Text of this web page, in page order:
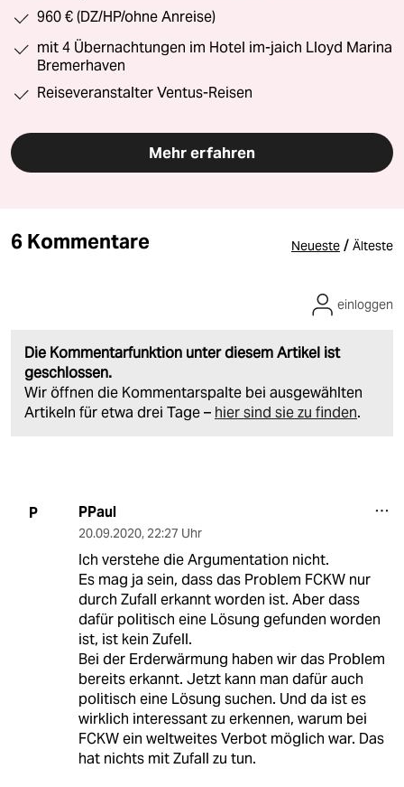
960 € (DZ/HP/ohne Anreise)
mit 4 Übernachtungen im Hotel im-jaich Lloyd Marina
Bremerhaven
Reiseveranstalter Ventus-Reisen
Mehr erfahren
6 Kommentare Neueste / Älteste
Die Kommentarfunktion unter diesem Artikel ist
geschlossen.
Wir öffnen die Kommentarspalte bei ausgewählten
Artikeln für etwa drei Tage – hier sind sie zu finden.
einloggen
P PPaul
20.09.2020, 22:27 Uhr
Ich verstehe die Argumentation nicht.
Es mag ja sein, dass das Problem FCKW nur
durch Zufall erkannt worden ist. Aber dass
dafür politisch eine Lösung gefunden worden
ist, ist kein Zufell.
Bei der Erderwärmung haben wir das Problem
bereits erkannt. Jetzt kann man dafür auch
politisch eine Lösung suchen. Und da ist es
wirklich interessant zu erkennen, warum bei
FCKW ein weltweites Verbot möglich war. Das
hat nichts mit Zufall zu tun.